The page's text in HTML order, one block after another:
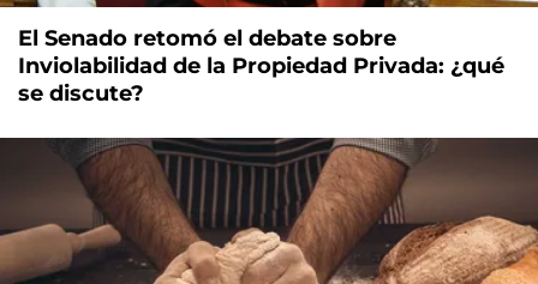
El Senado retomó el debate sobre
Inviolabilidad de la Propiedad Privada: ¿qué
se discute?